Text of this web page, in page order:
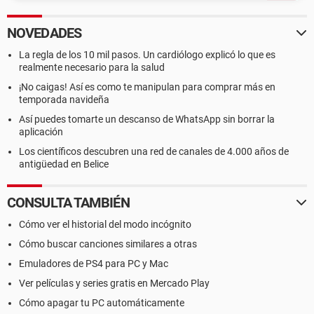
NOVEDADES
La regla de los 10 mil pasos. Un cardiólogo explicó lo que es
realmente necesario para la salud
¡No caigas! Así es como te manipulan para comprar más en
temporada navideña
Así puedes tomarte un descanso de WhatsApp sin borrar la
aplicación
Los científicos descubren una red de canales de 4.000 años de
antigüedad en Belice
CONSULTA TAMBIÉN
Cómo ver el historial del modo incógnito
Cómo buscar canciones similares a otras
Emuladores de PS4 para PC y Mac
Ver películas y series gratis en Mercado Play
Cómo apagar tu PC automáticamente